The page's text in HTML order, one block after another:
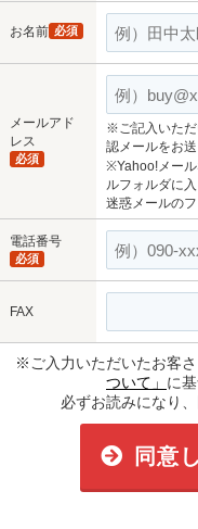
お名前 必須
メールアド
レス
必須
※ご記入いただ
認メールをお送
※Yahoo!メー
ルフォルダに
迷惑メールの
電話番号
必須
FAX
※ご入力いただいたお客さ
ついて」 に
必ずお読みになり
同意